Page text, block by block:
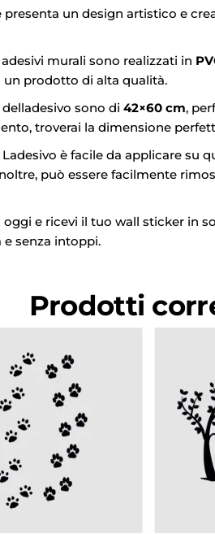
presenta un design artistico e
adesivi murali sono realizzati in
un prodotto di alta qualità.
sono di42×60 cm,
troverai la dimensione
Ladesivo è facile da applicare
può essere facilmente
oggi e ricevi il tuo wall sticker in
senza intoppi.
Prodotti